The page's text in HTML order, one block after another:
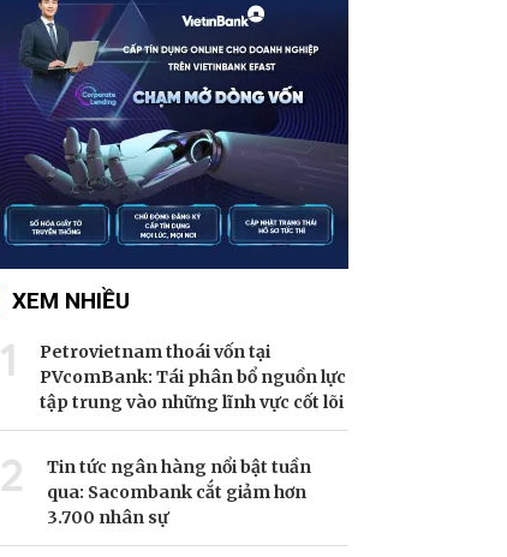
XEM NHIỀU
1
Petrovietnam thoái vốn tại
PVcomBank: Tái phân bổ nguồn lực
tập trung vào những lĩnh vực cốt lõi
2
Tin tức ngân hàng nổi bật tuần
qua: Sacombank cắt giảm hơn
3.700 nhân sự